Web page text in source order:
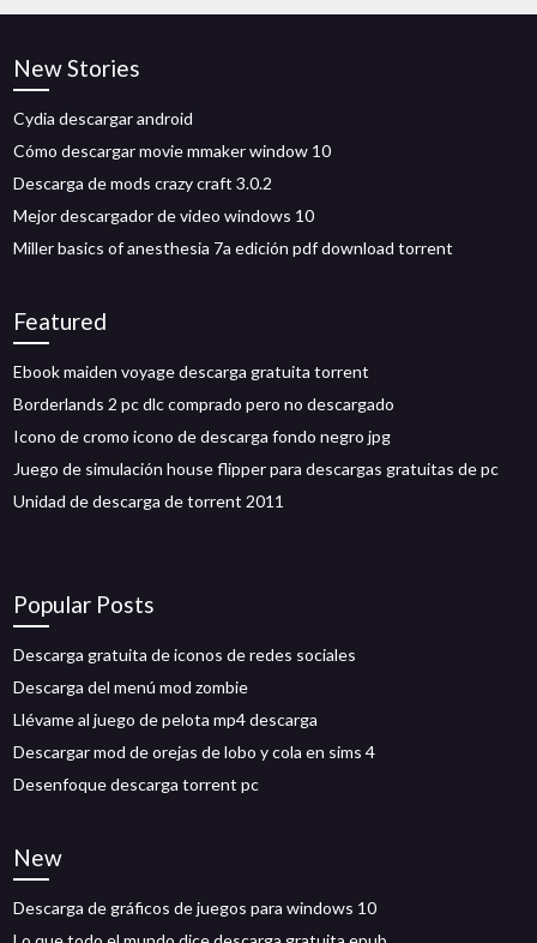
New Stories
Cydia descargar android
Cómo descargar movie mmaker window 10
Descarga de mods crazy craft 3.0.2
Mejor descargador de video windows 10
Miller basics of anesthesia 7a edición pdf download torrent
Featured
Ebook maiden voyage descarga gratuita torrent
Borderlands 2 pc dlc comprado pero no descargado
Icono de cromo icono de descarga fondo negro jpg
Juego de simulación house flipper para descargas gratuitas de pc
Unidad de descarga de torrent 2011
Popular Posts
Descarga gratuita de iconos de redes sociales
Descarga del menú mod zombie
Llévame al juego de pelota mp4 descarga
Descargar mod de orejas de lobo y cola en sims 4
Desenfoque descarga torrent pc
New
Descarga de gráficos de juegos para windows 10